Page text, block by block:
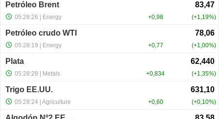
Petróleo Brent
+0,98 +1,19%
05:28:26 | Energy
Petróleo crudo WTI
+0,77 +1,00%
05:28:19 | Energy
Plata
+0,834 +1,35%
05:28:28 | Metals
Trigo EE.UU.
+0,60 +0,10%
05:28:24 | Agriculture